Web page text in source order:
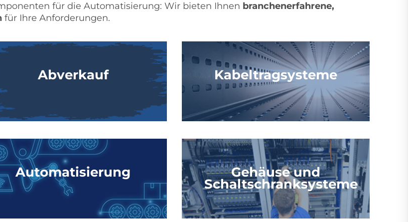
für die Automatisierung: Wir bieten Ihnen branchenerfahrene,
für Ihre Anforderungen.
Abverkauf
Automatisierung
Kabeltragsysteme
Gehäuse und
Schaltschranksysteme